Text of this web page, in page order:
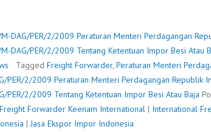
MENTERI
REPUBLIK
INDONESIA
NOMOR
:
DAG/PER/2/2009 Peraturan Menteri Perdagangan
DAG/PER/2/2009 Tentang Ketentuan Impor Besi Atau
Tagged Freight Forwarder, Peraturan Menteri
PER/2/2009 Peraturan Menteri Perdagangan Republik
PER/2/2009 Tentang Ketentuan Impor Besi Atau Baja
Freight Forwarder Keenam International | International
|Jasa Ekspor Impor Indonesia